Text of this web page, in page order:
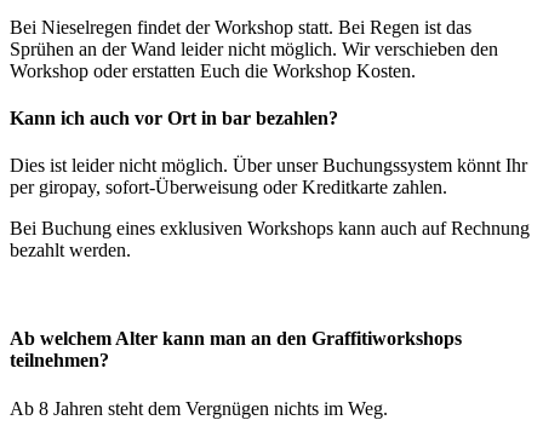
Bei Nieselregen findet der Workshop statt. Bei Regen ist das
Sprühen an der Wand leider nicht möglich. Wir verschieben den
Workshop oder erstatten Euch die Workshop Kosten.
Kann ich auch vor Ort in bar bezahlen?
Dies ist leider nicht möglich. Über unser Buchungssystem könnt Ihr
per giropay, sofort-Überweisung oder Kreditkarte zahlen.
Bei Buchung eines exklusiven Workshops kann auch auf Rechnung
bezahlt werden.
Ab welchem Alter kann man an den Graffitiworkshops
teilnehmen?
Ab 8 Jahren steht dem Vergnügen nichts im Weg.